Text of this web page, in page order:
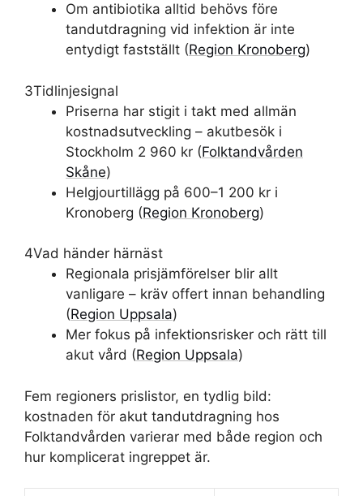
Om antibiotika alltid behövs före
tandutdragning vid infektion är inte
entydigt fastställt (Region Kronoberg)
3Tidlinjesignal
Priserna har stigit i takt med allmän
kostnadsutveckling – akutbesök i
Stockholm 2 960 kr (Folktandvården
Skåne)
Helgjourtillägg på 600–1 200 kr i
Kronoberg (Region Kronoberg)
4Vad händer härnäst
Regionala prisjämförelser blir allt
vanligare – kräv offert innan behandling
(Region Uppsala)
Mer fokus på infektionsrisker och rätt till
akut vård (Region Uppsala)
Fem regioners prislistor, en tydlig bild:
kostnaden för akut tandutdragning hos
Folktandvården varierar med både region och
hur komplicerat ingreppet är.